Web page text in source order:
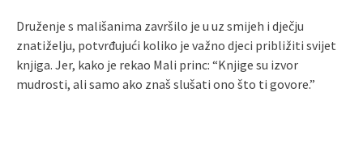
Druženje s mališanima završilo je u uz smijeh i dječju
znatiželju, potvrđujući koliko je važno djeci približiti svijet
knjiga. Jer, kako je rekao Mali princ: “Knjige su izvor
mudrosti, ali samo ako znaš slušati ono što ti govore.”